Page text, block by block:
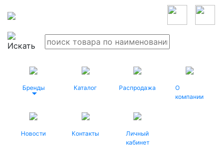
Бренды Каталог Распродажа
О
компании
Новости Контакты
Личный
кабинет